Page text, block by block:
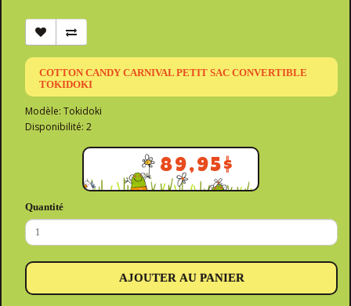
COTTON CANDY CARNIVAL PETIT SAC CONVERTIBLE
TOKIDOKI
Modèle: Tokidoki
Disponibilité: 2
89,95$
Quantité
AJOUTER AU PANIER